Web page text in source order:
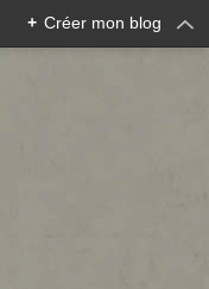
+ Créer mon blog